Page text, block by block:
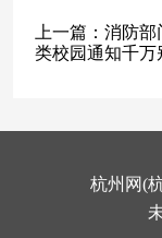
上一篇： 消防部
类校园通知千万
杭州网(